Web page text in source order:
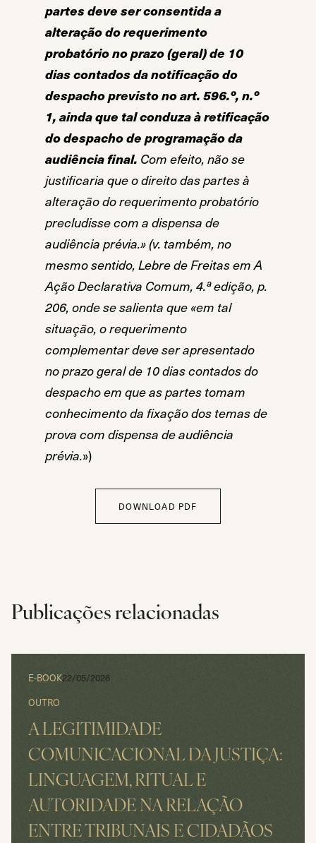
partes deve ser consentida a
alteração do requerimento
probatório no prazo (geral) de 10
dias contados da notificação do
despacho previsto no art. 596.º, n.º
1, ainda que tal conduza à retificação
do despacho de programação da
audiência final. Com efeito, não se
justificaria que o direito das partes à
alteração do requerimento probatório
precludisse com a dispensa de
audiência prévia.» (v. também, no
mesmo sentido, Lebre de Freitas em A
Ação Declarativa Comum, 4.ª edição, p.
206, onde se salienta que «em tal
situação, o requerimento
complementar deve ser apresentado
no prazo geral de 10 dias contados do
despacho em que as partes tomam
conhecimento da fixação dos temas de
prova com dispensa de audiência
prévia.»)
DOWNLOAD PDF
Publicações relacionadas
E-BOOK22/05/2026
OUTRO
A LEGITIMIDADE
COMUNICACIONAL DA JUSTIÇA:
LINGUAGEM, RITUAL E
AUTORIDADE NA RELAÇÃO
ENTRE TRIBUNAIS E CIDADÃOS